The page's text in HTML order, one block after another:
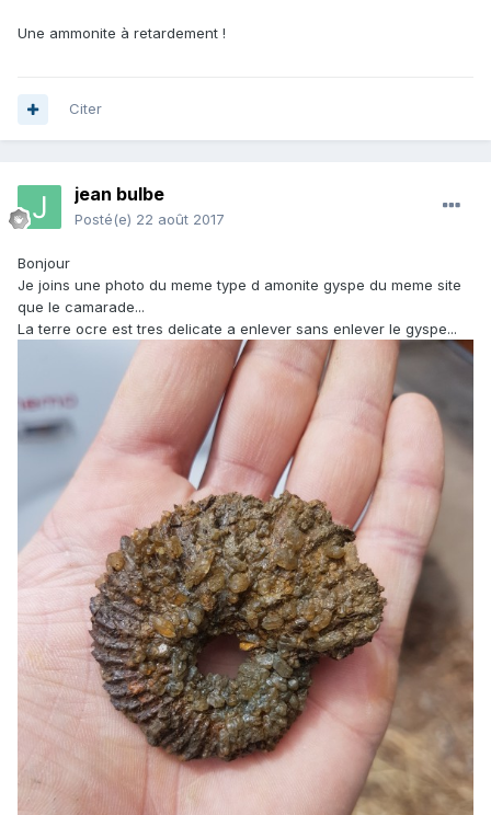
Une ammonite à retardement !
Citer
jean bulbe
Posté(e) 22 août 2017
Bonjour
Je joins une photo du meme type d amonite gyspe du meme site
que le camarade...
La terre ocre est tres delicate a enlever sans enlever le gyspe...